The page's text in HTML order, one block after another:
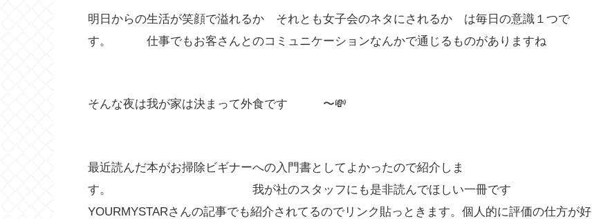
明日からの生活が笑顔で溢れるか それとも女子会のネタにされるか は毎日の意識１つで
す。 仕事でもお客さんとのコミュニケーションなんかで通じるものがありますね
そんな夜は我が家は決まって外食です 〜💸
最近読んだ本がお掃除ビギナーへの入門書としてよかったので紹介しま
す。 我が社のスタッフにも是非読んでほしい一冊です
YOURMYSTARさんの記事でも紹介されてるのでリンク貼っときます。個人的に評価の仕方が好